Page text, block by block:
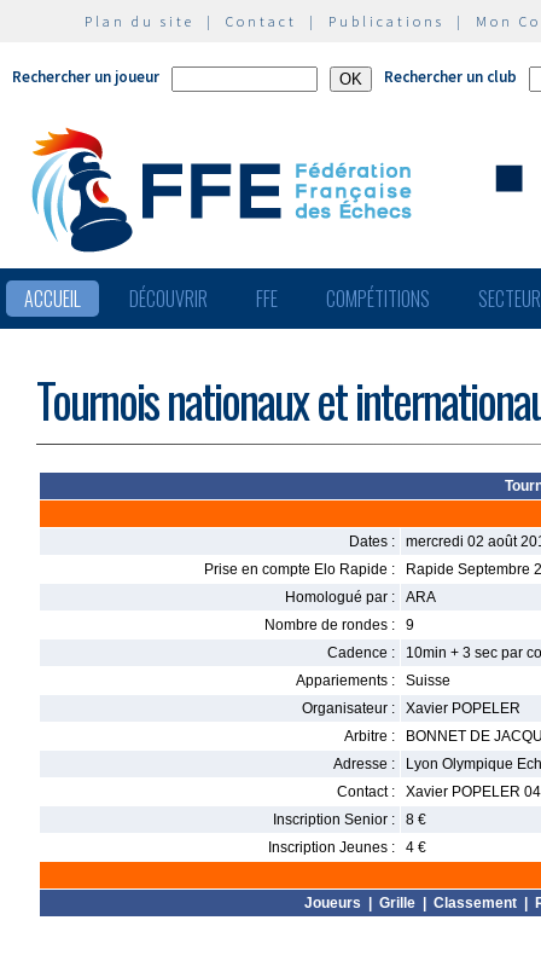
Plan du site | Contact | Publications | Mon
Rechercher un joueur Rechercher un club
ACCUEIL DÉCOUVRIR FFE COMPÉTITIONS
Tournois nationaux et
Dates :
mercredi 02 août
Prise en compte Elo Rapide :
Rapide Septembre
Homologué par :
ARA
Nombre de rondes :
9
Cadence :
10min + 3 sec par
Appariements :
Suisse
Organisateur :
Xavier POPELER
Arbitre :
BONNET DE
Adresse :
Lyon Olympique
Contact :
Xavier POPELER
Inscription Senior :
8 €
Inscription Jeunes :
4 €
Joueurs Grille| Classement|